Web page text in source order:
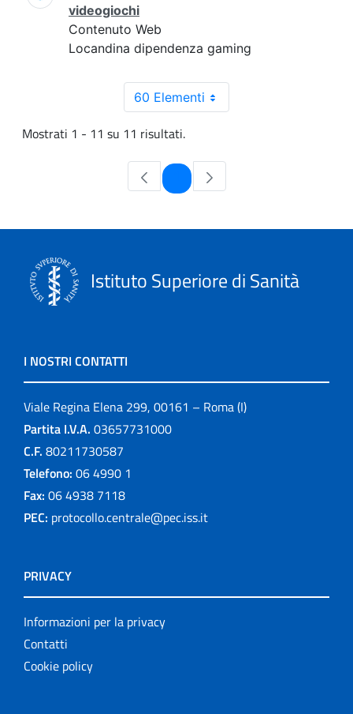
videogiochi
Contenuto Web
Locandina dipendenza gaming
60 Elementi
Mostrati 1 - 11 su 11 risultati.
Pagina
Istituto Superiore di Sanità
I NOSTRI CONTATTI
Viale Regina Elena 299, 00161 – Roma (I)
Partita I.V.A. 03657731000
C.F. 80211730587
Telefono: 06 4990 1
Fax: 06 4938 7118
PEC: protocollo.centrale@pec.iss.it
PRIVACY
Informazioni per la privacy
Contatti
Cookie policy